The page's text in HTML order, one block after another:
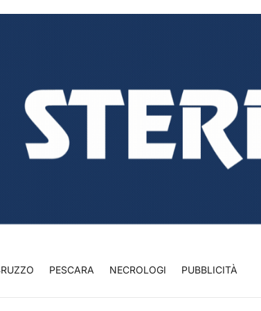
PESCARA NECROLOGI PUBBLICITÀ